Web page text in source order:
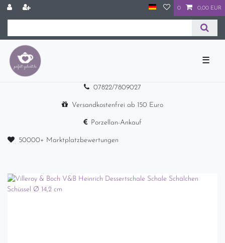
0 0,00 EUR
☰
07822/7809027
Versandkostenfrei ab 150 Euro
Porzellan-Ankauf
50000+ Marktplatzbewertungen